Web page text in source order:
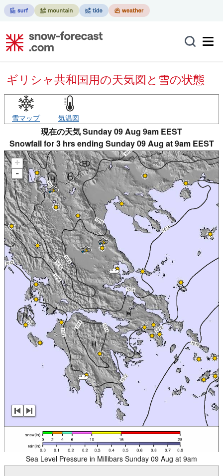
ギリシャ共和国用の天気図と雪の状態
雪マップ 気温図
現在の天気 Sunday 09 Aug 9am EEST
Snowfall for 3 hrs ending Sunday 09 Aug at 9am EEST
+
-
Sea Level Pressure in Millibars Sunday 09 Aug at 9am